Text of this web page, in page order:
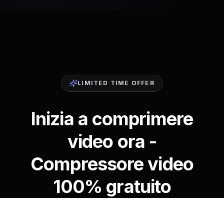
LIMITED TIME OFFER
Inizia a comprimere
video ora -
Compressore video
100% gratuito